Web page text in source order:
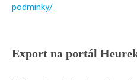
podminky/
Export na portál